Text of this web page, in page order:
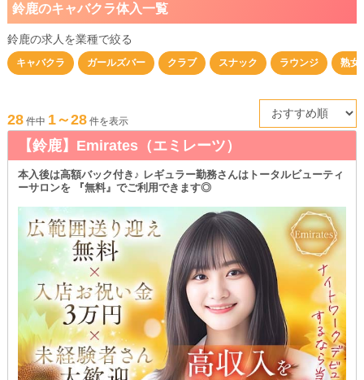
鈴鹿のキャバクラ体入一覧
鈴鹿の求人を業種で絞る
キャバクラ ガールズバー クラブ スナック ラウンジ 熟女
28件中 1～28件を表示
【鈴鹿】Emirates（エミレーツ）
本入後は高額バック付き♪ レギュラー勤務さんはトータルビューティ
ーサロンを 『無料』でご利用できます◎